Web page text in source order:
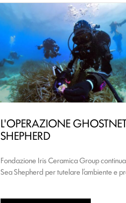
L'OPERAZIONE
SHEPHERD
Fondazione Iris Ceramica Group
Sea Shepherd per tutelare l’ambiente e